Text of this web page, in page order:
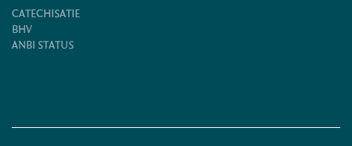
CATECHISATIE
BHV
ANBI STATUS